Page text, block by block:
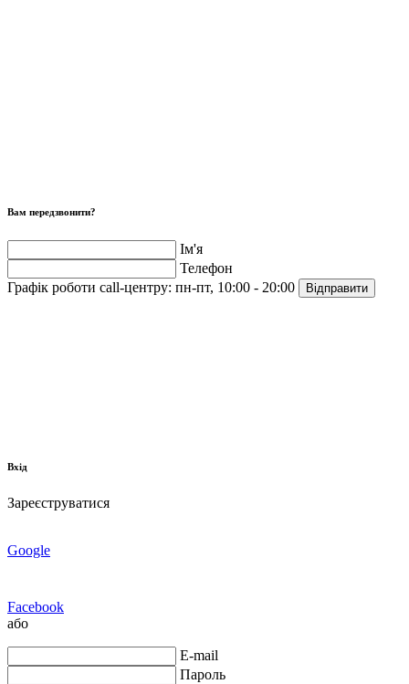
Вам передзвонити?
Ім'я
Телефон
Графік роботи call-центру: пн-пт, 10:00 - 20:00 Відправити
Вхід
Зареєструватися
Google
Facebook
або
E-mail
Пароль